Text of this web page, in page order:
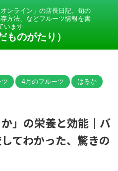
ンライン」の店長日記。旬の
方法、などフルーツ情報を書
います
ものがたり）
4月のフルーツ
はるか
」の栄養と効能｜バ
てわかった、驚きの